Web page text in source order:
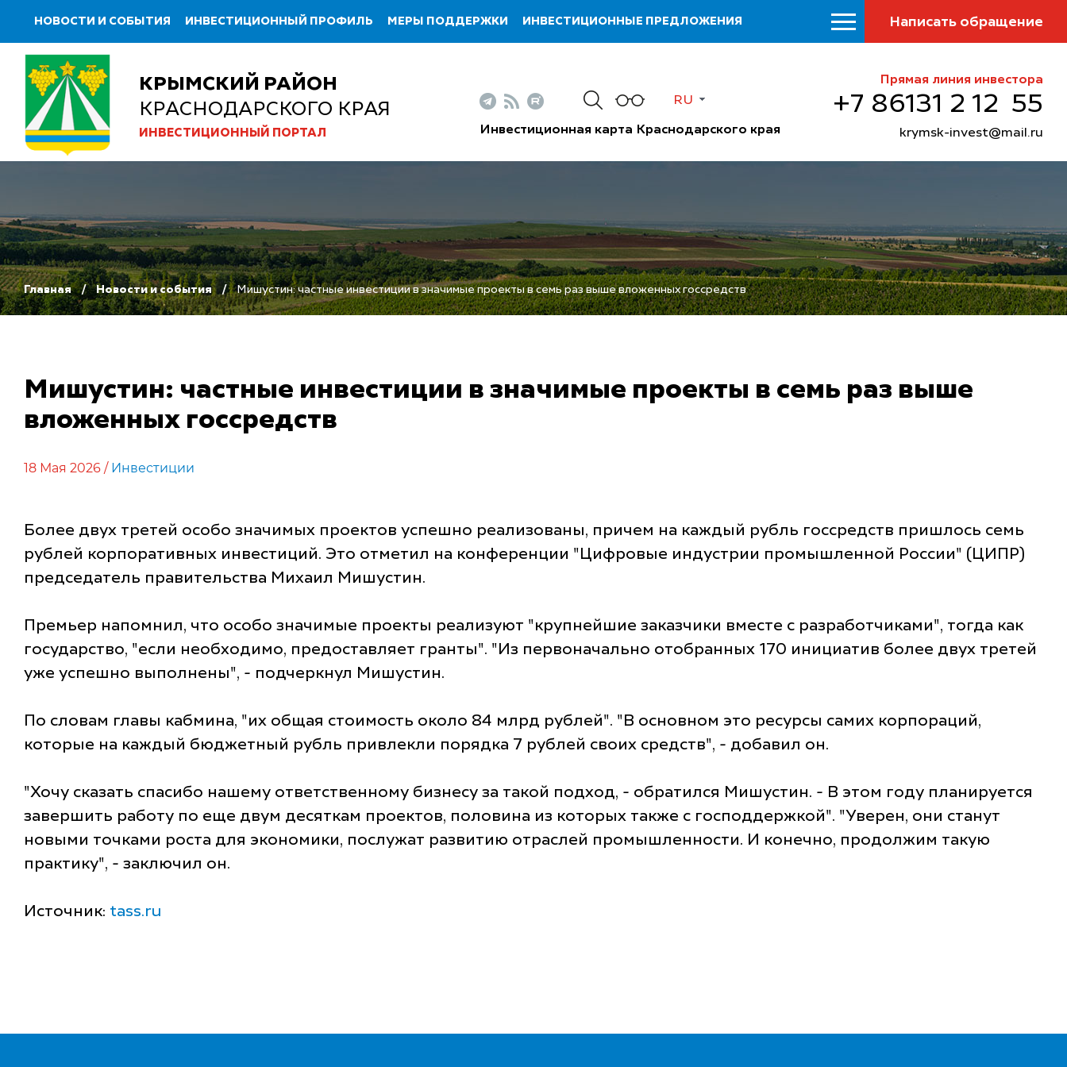
НОВОСТИ И СОБЫТИЯ ИНВЕСТИЦИОННЫЙ ПРОФИЛЬ МЕРЫ ПОДДЕРЖКИ ИНВЕСТИЦИОННЫЕ ПРЕДЛОЖЕНИЯ Написать обращение
КРЫМСКИЙ РАЙОН
КРАСНОДАРСКОГО КРАЯ
ИНВЕСТИЦИОННЫЙ ПОРТАЛ
RU
Инвестиционная карта Краснодарского края
Прямая линия инвестора
+7 86131 2 12 55
krymsk-invest@mail.ru
Главная Новости и события Мишустин: частные инвестиции в значимые проекты в семь раз выше вложенных госсредств
Мишустин: частные инвестиции в значимые проекты в семь раз выше
вложенных госсредств
18 Мая 2026 / Инвестиции
Более двух третей особо значимых проектов успешно реализованы, причем на каждый рубль госсредств пришлось семь
рублей корпоративных инвестиций. Это отметил на конференции "Цифровые индустрии промышленной России" (ЦИПР)
председатель правительства Михаил Мишустин.
Премьер напомнил, что особо значимые проекты реализуют "крупнейшие заказчики вместе с разработчиками", тогда как
государство, "если необходимо, предоставляет гранты". "Из первоначально отобранных 170 инициатив более двух третей
уже успешно выполнены", - подчеркнул Мишустин.
По словам главы кабмина, "их общая стоимость около 84 млрд рублей". "В основном это ресурсы самих корпораций,
которые на каждый бюджетный рубль привлекли порядка 7 рублей своих средств", - добавил он.
"Хочу сказать спасибо нашему ответственному бизнесу за такой подход, - обратился Мишустин. - В этом году планируется
завершить работу по еще двум десяткам проектов, половина из которых также с господдержкой". "Уверен, они станут
новыми точками роста для экономики, послужат развитию отраслей промышленности. И конечно, продолжим такую
практику", - заключил он.
Источник: tass.ru